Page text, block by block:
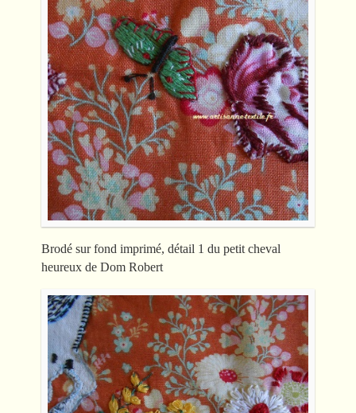
Brodé sur fond imprimé, détail 1 du petit cheval
heureux de Dom Robert